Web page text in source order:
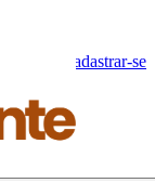
Cadastrar-se